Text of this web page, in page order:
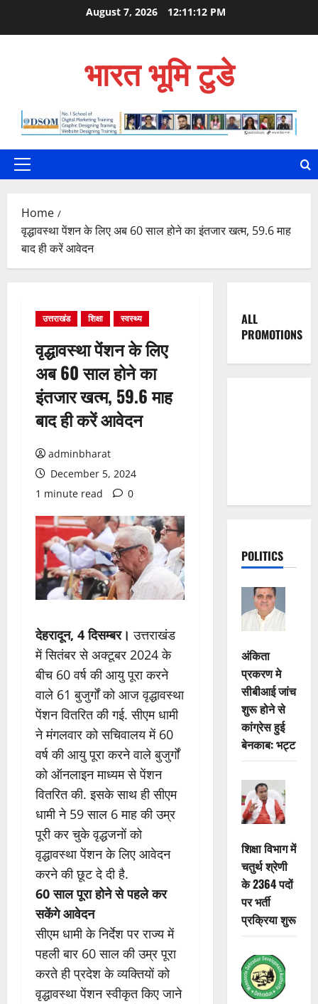
August 7, 2026 12:11:13 PM
भारत भूमि टुडे
Primary
Home
वृद्धावस्था पेंशन के लिए अब 60 साल होने का इंतजार खत्म, 59.6 माह
बाद ही करें आवेदन
उत्तराखंड शिक्षा स्वस्थ्य
वृद्धावस्था पेंशन के लिए
अब 60 साल होने का
इंतजार खत्म, 59.6 माह
बाद ही करें आवेदन
adminbharat
December 5, 2024
1 minute read
0
देहरादून, 4 दिसम्बर। उत्तराखंड
में सितंबर से अक्टूबर 2024 के
बीच 60 वर्ष की आयु पूरा करने
वाले 61 बुजुर्गों को आज वृद्धावस्था
पेंशन वितरित की गई. सीएम धामी
ने मंगलवार को सचिवालय में 60
वर्ष की आयु पूरा करने वाले बुजुर्गों
को ऑनलाइन माध्यम से पेंशन
वितरित की. इसके साथ ही सीएम
धामी ने 59 साल 6 माह की उम्र
पूरी कर चुके वृद्धजनों को
वृद्धावस्था पेंशन के लिए आवेदन
करने की छूट दे दी है.
60 साल पूरा होने से पहले कर
सकेंगे आवेदन
सीएम धामी के निर्देश पर राज्य में
पहली बार 60 साल की उम्र पूरा
करते ही प्रदेश के व्यक्तियों को
वृद्धावस्था पेंशन स्वीकृत किए जाने
ALL
PROMOTIONS
POLITICS
अंकिता
प्रकरण मे
सीबीआई जांच
शुरू होने से
कांग्रेस हुई
बेनकाब: भट्ट
शिक्षा विभाग में
चतुर्थ श्रेणी
के 2364 पदों
पर भर्ती
प्रक्रिया शुरू